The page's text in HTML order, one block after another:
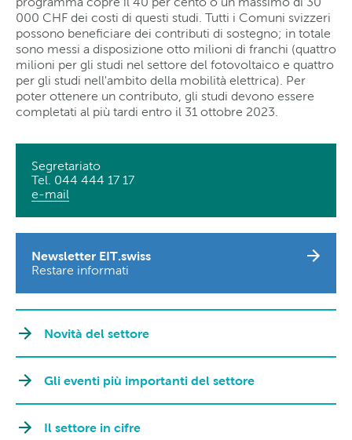
000 CHF dei costi di questi studi. Tutti i Comuni svizzeri
possono beneficiare dei contributi di sostegno; in totale
sono messi a disposizione otto milioni di franchi (quattro
milioni per gli studi nel settore del fotovoltaico e quattro
per gli studi nell'ambito della mobilità elettrica). Per
poter ottenere un contributo, gli studi devono essere
completati al più tardi entro il 31 ottobre 2023.
Segretariato
Tel. 044 444 17 17
e-mail
Newsletter EIT.swiss
Restare informati
Novità del settore
Gli eventi più importanti del settore
Il settore in cifre